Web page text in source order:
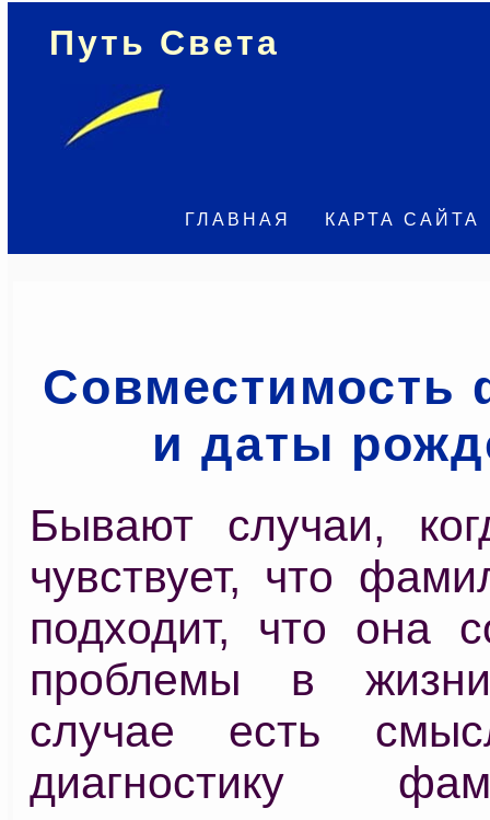
Путь Света
ГЛАВНАЯ КАРТА САЙТА
Совместимость
и даты
Бывают случаи,
чувствует, что
подходит, что она
проблемы в
случае есть
диагностику